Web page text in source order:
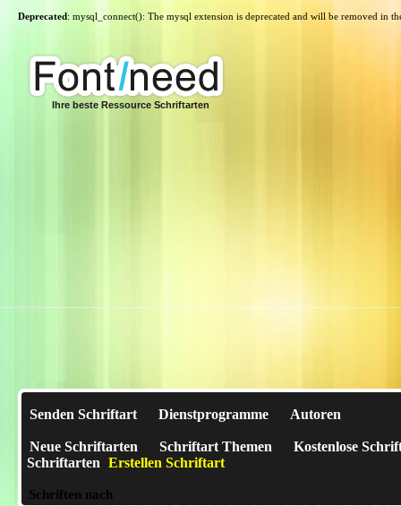
Deprecated: mysql_connect(): The mysql extension is deprecated and will be removed in
Ihre beste Ressource Schriftarten
Senden Schriftart Dienstprogramme Autoren
Neue Schriftarten Schriftart Themen
Kostenlose
Schriftarten Erstellen Schriftart
Schriften nach